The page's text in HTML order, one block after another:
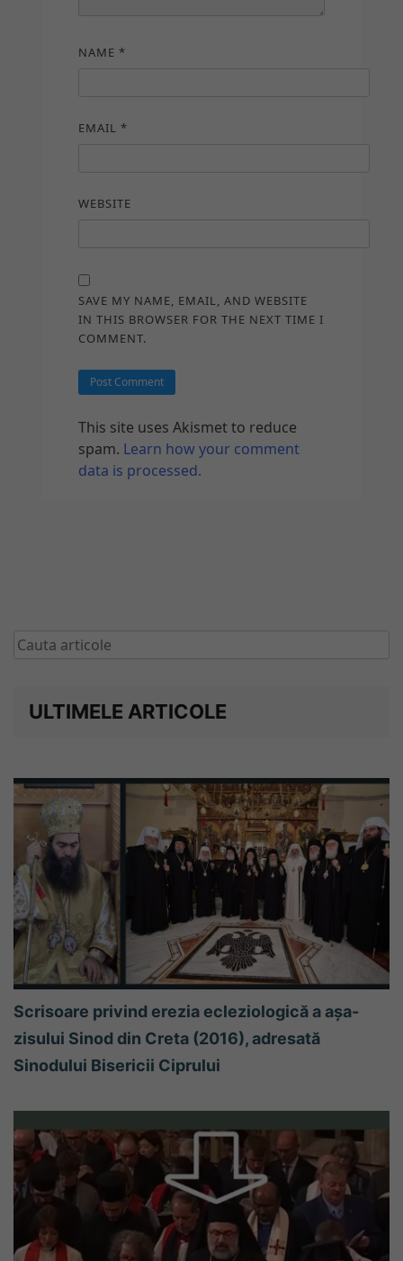
NAME*
EMAIL*
WEBSITE
SAVE MY NAME, EMAIL, AND WEBSITE
IN THIS BROWSER FOR THE NEXT TIME I
COMMENT.
This site uses Akismet to reduce
spam. Learn how your comment
data is processed.
ULTIMELE ARTICOLE
Scrisoare privind erezia ecleziologică a așa-
zisului Sinod din Creta (2016), adresată
Sinodului Bisericii Ciprului